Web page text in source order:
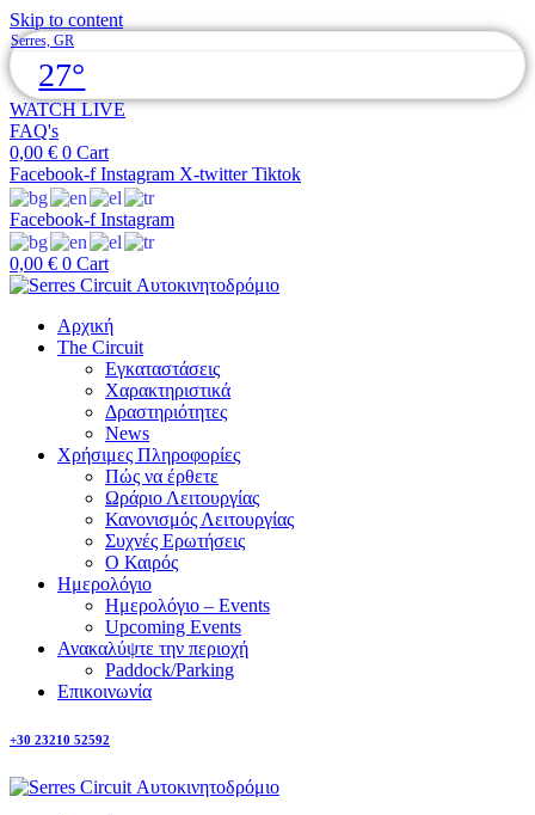
Skip to content
Serres, GR
27°
WATCH LIVE
FAQ's
0,00 € 0 Cart
Facebook-f Instagram X-twitter Tiktok
Facebook-f Instagram
0,00 € 0 Cart
Αρχική
The Circuit
Εγκαταστάσεις
Χαρακτηριστικά
Δραστηριότητες
News
Χρήσιμες Πληροφορίες
Πώς να έρθετε
Ωράριο Λειτουργίας
Κανονισμός Λειτουργίας
Συχνές Ερωτήσεις
Ο Καιρός
Ημερολόγιο
Ημερολόγιο – Events
Upcoming Events
Ανακαλύψτε την περιοχή
Paddock/Parking
Επικοινωνία
+30 23210 52592